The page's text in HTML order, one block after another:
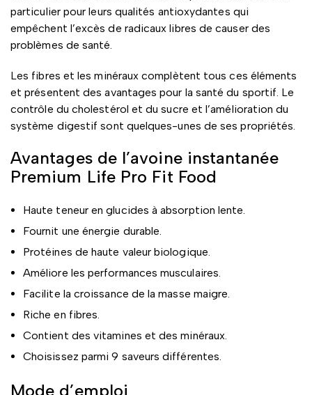
particulier pour leurs qualités antioxydantes qui
empêchent l’excès de radicaux libres de causer des
problèmes de santé.
Les fibres et les minéraux complètent tous ces éléments
et présentent des avantages pour la santé du sportif. Le
contrôle du cholestérol et du sucre et l’amélioration du
système digestif sont quelques-unes de ses propriétés.
Avantages de l’avoine instantanée
Premium Life Pro Fit Food
Haute teneur en glucides à absorption lente.
Fournit une énergie durable.
Protéines de haute valeur biologique.
Améliore les performances musculaires.
Facilite la croissance de la masse maigre.
Riche en fibres.
Contient des vitamines et des minéraux.
Choisissez parmi 9 saveurs différentes.
Mode d’emploi